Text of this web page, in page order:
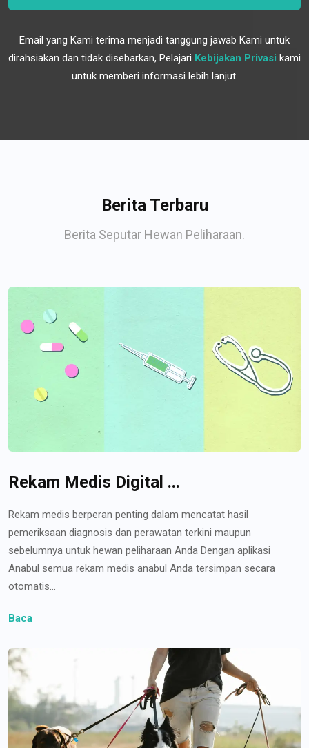
Email yang Kami terima menjadi tanggung jawab Kami untuk
dirahsiakan dan tidak disebarkan, Pelajari Kebijakan Privasi kami
untuk memberi informasi lebih lanjut.
Berita Terbaru
Berita Seputar Hewan Peliharaan.
Rekam Medis Digital ...
Rekam medis berperan penting dalam mencatat hasil
pemeriksaan diagnosis dan perawatan terkini maupun
sebelumnya untuk hewan peliharaan Anda Dengan aplikasi
Anabul semua rekam medis anabul Anda tersimpan secara
otomatis...
Baca